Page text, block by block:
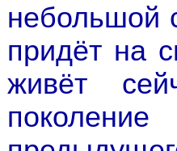
небольшой
придёт на
живёт